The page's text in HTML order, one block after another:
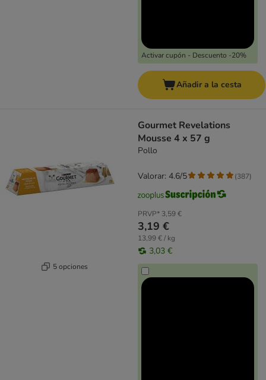
Activar cupón - Descuento -20%
Añadir a la cesta
5 opciones
Gourmet Revelations
Mousse 4 x 57 g
Pollo
PRVP* 3,59 €
3,19 €
13,99 € / kg
3,03 €
Valorar: 4.6/5 (387)